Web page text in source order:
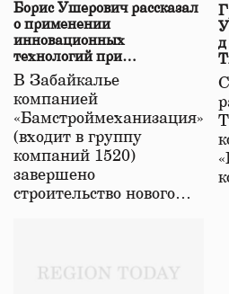
Борис Ушерович рассказал
о применении
инновационных
технологий при
строительстве нового моста
в Забайкалье
В Забайкалье
компанией
«Бамстроймеханизация»
(входит в группу
компаний 1520)
завершено
строительство нового…
д